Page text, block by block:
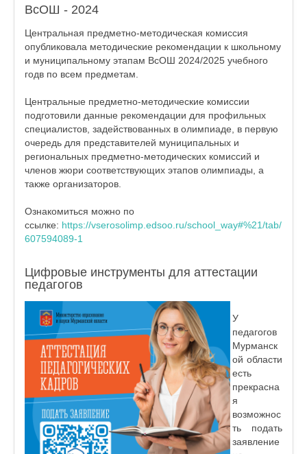
ВсОШ - 2024
Центральная предметно-методическая комиссия
опубликовала методические рекомендации к школьному
и муниципальному этапам ВсОШ 2024/2025 учебного
годв по всем предметам.
Центральные предметно-методические комиссии
подготовили данные рекомендации для профильных
специалистов, задействованных в олимпиаде, в первую
очередь для представителей муниципальных и
региональных предметно-методических комиссий и
членов жюри соответствующих этапов олимпиады, а
также организаторов.
Ознакомиться можно по
ссылке: https://vserosolimp.edsoo.ru/school_way#%21/tab/
607594089-1
Цифровые инструменты для аттестации
педагогов
У
педагогов
Мурманск
ой области
есть
прекрасна
я
возможнос
ть подать
заявление